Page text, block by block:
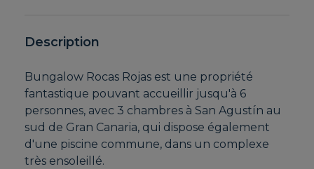
Description
Bungalow Rocas Rojas est une propriété
fantastique pouvant accueillir jusqu'à 6
personnes, avec 3 chambres à San Agustín au
sud de Gran Canaria, qui dispose également
d'une piscine commune, dans un complexe
très ensoleillé.